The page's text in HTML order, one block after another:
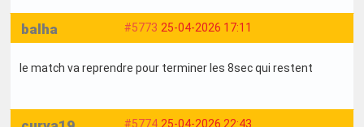
#5773 25-04-2026 17:11
balha
le match va reprendre pour terminer les 8sec qui restent
#5774 25-04-2026 22:43